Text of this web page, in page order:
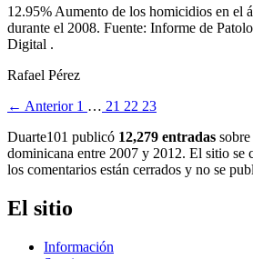
12.95% Aumento de los homicidios en el
durante el 2008. Fuente: Informe de
Digital .
Rafael Pérez
← Anterior 1 … 21 22 23
Duarte101 publicó 12,279 entradas
dominicana entre 2007 y 2012. El sitio se
los comentarios están cerrados y no se
El sitio
Información